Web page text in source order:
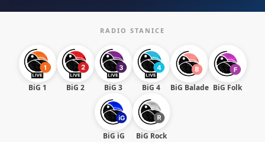
RADIO STANICE
BiG 1 BiG 2 BiG 3 BiG 4 BiG Balade BiG Folk
BiG iG BiG Rock